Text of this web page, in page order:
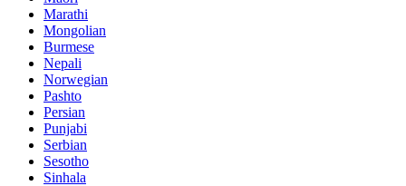
Marathi
Mongolian
Burmese
Nepali
Norwegian
Pashto
Persian
Punjabi
Serbian
Sesotho
Sinhala